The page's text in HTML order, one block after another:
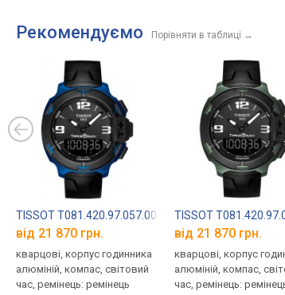
Рекомендуємо Порівняти в таблиці →
TISSOT T081.420.97.057.00
від 21 870 грн.
кварцові, корпус годинника
алюміній, компас, світовий
час, ремінець: ремінець
TISSOT
від 21 870 грн.
кварцові, корпус
алюміній, компас,
час, ремінець: